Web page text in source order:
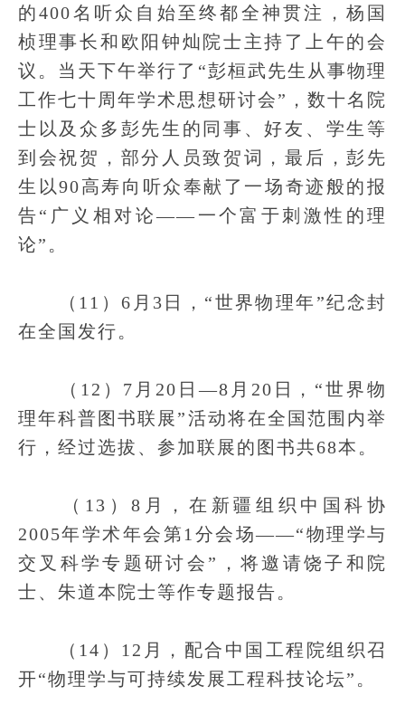
的400名听众自始至终都全神贯注，杨国
桢理事长和欧阳钟灿院士主持了上午的会
议。当天下午举行了“彭桓武先生从事物理
工作七十周年学术思想研讨会”，数十名院
士以及众多彭先生的同事、好友、学生等
到会祝贺，部分人员致贺词，最后，彭先
生以90高寿向听众奉献了一场奇迹般的报
告“广义相对论——一个富于刺激性的理
论”。
（11）6月3日，“世界物理年”纪念封
在全国发行。
（12）7月20日—8月20日，“世界物
理年科普图书联展”活动将在全国范围内举
行，经过选拔、参加联展的图书共68本。
（13）8月，在新疆组织中国科协
2005年学术年会第1分会场——“物理学与
交叉科学专题研讨会”，将邀请饶子和院
士、朱道本院士等作专题报告。
（14）12月，配合中国工程院组织召
开“物理学与可持续发展工程科技论坛”。